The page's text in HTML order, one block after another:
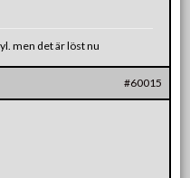
men det är löst nu
#60015